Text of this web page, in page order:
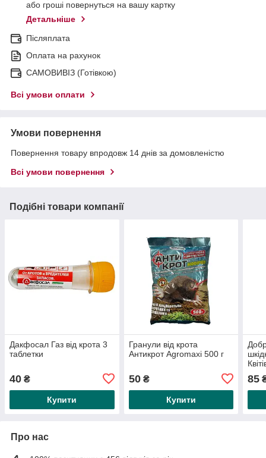
або гроші повернуться на вашу картку
Детальніше
Післяплата
Оплата на рахунок
САМОВИВІЗ (Готівкою)
Всі умови оплати
Умови повернення
Повернення товару впродовж 14 днів за домовленістю
Всі умови повернення
Подібні товари компанії
Дакфосал Газ від крота 3
таблетки
40 ₴
Купити
Гранули від крота
Антикрот Agromaxi 500 г
50₴
Купити
85
Про нас